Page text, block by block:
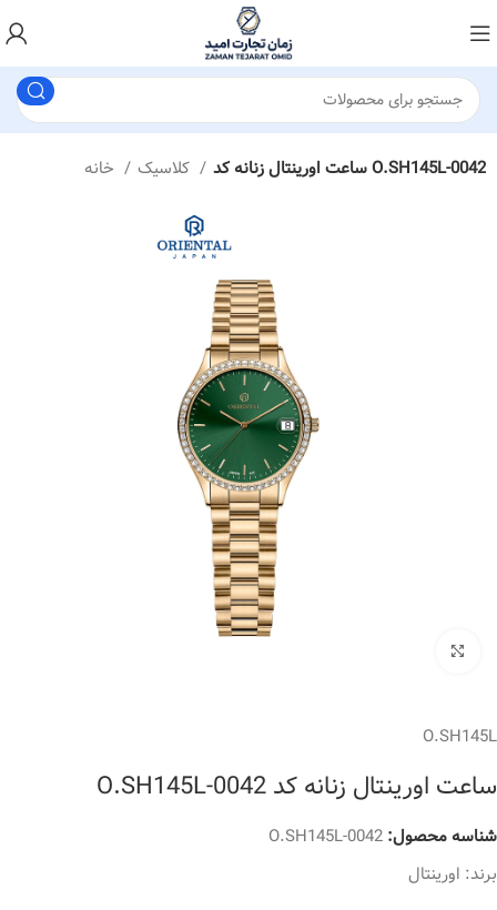
کلاسیک ساعت اورینتال زنانه کد O.SH145L-0042
O.SH145L
ساعت اورینتال زنانه کد O.SH145L-0042
شناسه محصول:O.SH145L-0042
برند: اورینتال